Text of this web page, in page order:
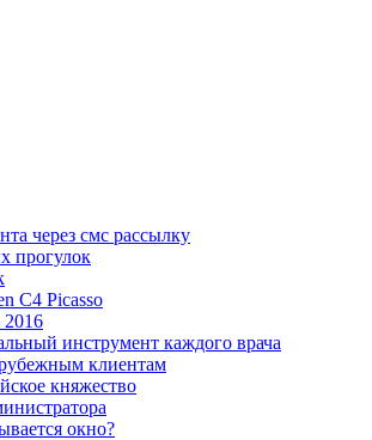
через смс рассылку
прогулок
C4 Picasso
инструмент каждого врача
клиентам
княжество
окно?